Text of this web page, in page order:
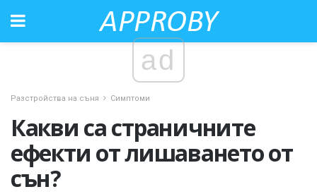
ad
Разстройства на съня Симптоми
Какви са страничните
ефекти от лишаването от
сън?